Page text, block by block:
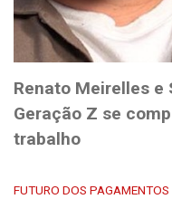
Renato Meirelles e
Geração Z se
trabalho
FUTURO DOS PAGAMENTOS